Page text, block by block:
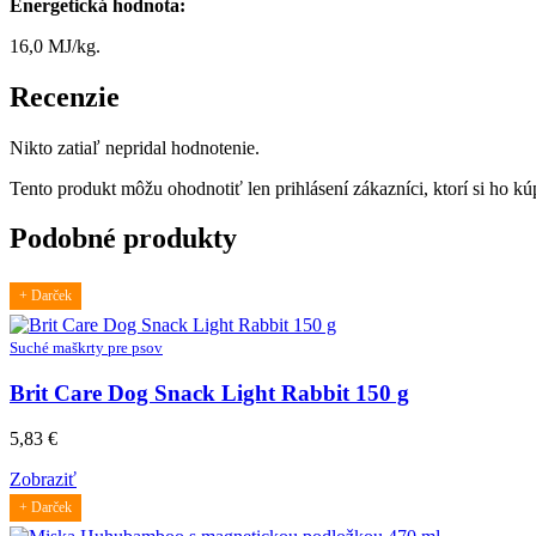
Energetická hodnota:
16,0 MJ/kg.
Recenzie
Nikto zatiaľ nepridal hodnotenie.
Tento produkt môžu ohodnotiť len prihlásení zákazníci, ktorí si ho
Podobné produkty
+ Darček
Suché maškrty pre psov
Brit Care Dog Snack Light Rabbit 150 g
5,83 €
Zobraziť
+ Darček